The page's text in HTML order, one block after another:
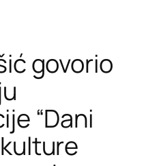
govorio
“Dani